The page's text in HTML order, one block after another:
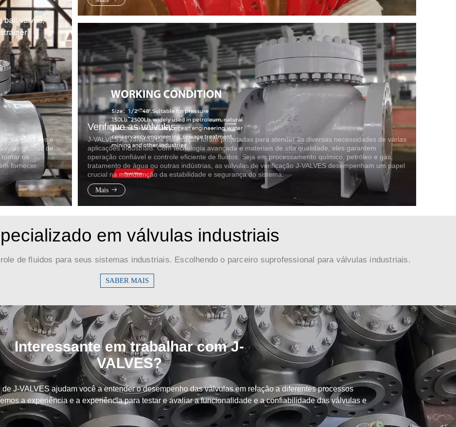
os produtos e
globais de
tornar os
fornecer
Verifique as válvulas
J-VALVES As válvulas de verificação foram projetadas para atender às diversas necessidades de várias
aplicações industriais. Com tecnologia avançada e materiais de alta qualidade, eles garantem
operação confiável e controle eficiente de fluidos. Seja em processamento químico, petróleo e gás,
tratamento de água ou outras indústrias, as válvulas de verificação J-VALVES desempenham um papel
crucial na manutenção da estabilidade e segurança do sistema.
Mais
em válvulas industriais
de fluidos para seus sistemas industriais. Escolhendo o parceiro suprofessional para válvulas industriais.
SABER MAIS
Interessante em trabalhar com J-
VALVES?
J-VALVES ajudam você a entender o desempenho das válvulas em relação a diferentes processos
a experiência e a experiência para testar e avaliar a funcionalidade e a confiabilidade das válvulas e